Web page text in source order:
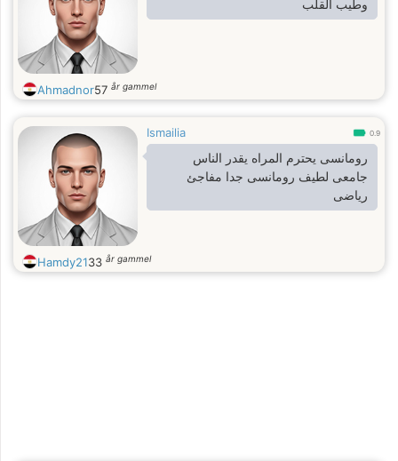
وطيب القلب
Ahmadnor57 år gammel
Ismailia 0.9
رومانسى يحترم المراه يقدر الناس
جامعى لطيف رومانسى جدا مفاجئ
رياضى
Hamdy2133 år gammel